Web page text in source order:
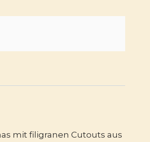
mit filigranen Cutouts aus